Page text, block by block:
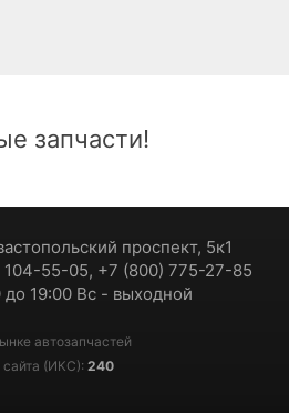
запчасти!
проспект, 5к1
104-55-05, +7 (800) 775-27-85
19:00 Вс - выходной
автозапчастей
сайта (ИКС): 240